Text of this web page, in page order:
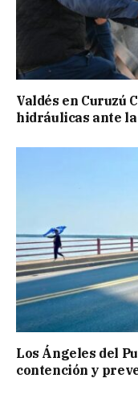
Valdés en Curuzú
hidráulicas ante
Los Ángeles del
contención y